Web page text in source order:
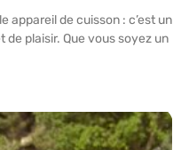
appareil de cuisson : c’est un
plaisir. Que vous soyez un